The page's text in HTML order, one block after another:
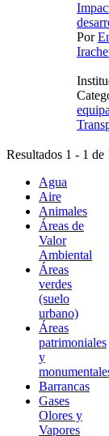
Por
Resultados 1 - 1 de
Agua
Aire
Animales
Áreas de
Valor
Ambiental
Áreas
verdes
(suelo
urbano)
Áreas
patrimoniales
y
Barrancas
Gases
Olores y
Vapores